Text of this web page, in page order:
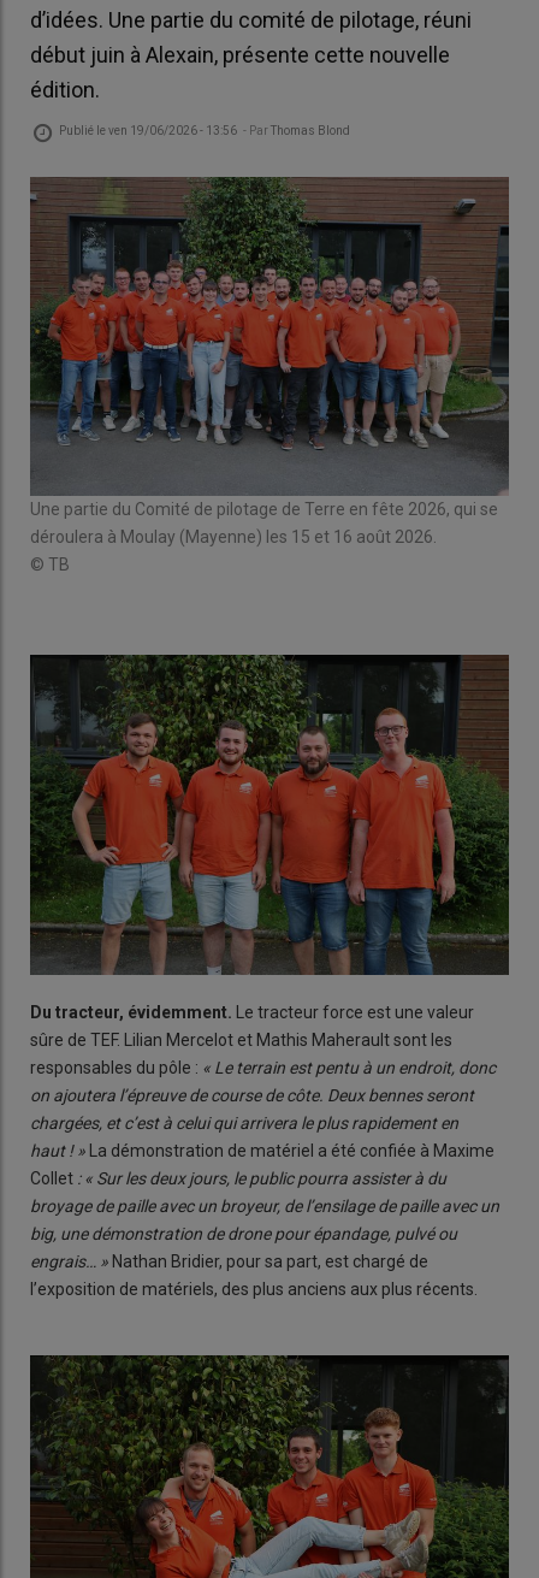
d’idées. Une partie du comité de pilotage, réuni
début juin à Alexain, présente cette nouvelle
édition.
Publié leven 19/06/2026 - 13:56 - ParThomas Blond
Une partie du Comité de pilotage de Terre en fête 2026, qui se
déroulera à Moulay (Mayenne) les 15 et 16 août 2026.
© TB
Du tracteur, évidemment. Le tracteur force est une valeur
sûre de TEF. Lilian Mercelot et Mathis Maherault sont les
responsables du pôle : « Le terrain est pentu à un endroit, donc
on ajoutera l’épreuve de course de côte. Deux bennes seront
chargées, et c’est à celui qui arrivera le plus rapidement en
haut ! » La démonstration de matériel a été confiée à Maxime
Collet : « Sur les deux jours, le public pourra assister à du
broyage de paille avec un broyeur, de l’ensilage de paille avec un
big, une démonstration de drone pour épandage, pulvé ou
engrais… » Nathan Bridier, pour sa part, est chargé de
l’exposition de matériels, des plus anciens aux plus récents.